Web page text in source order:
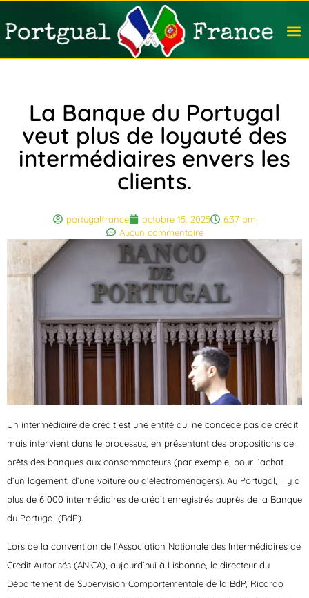
La Banque du Portugal
veut plus de loyauté des
intermédiaires envers les
clients.
portugalfrance octobre 15, 2025
6:37 pm
Aucun commentaire
Un intermédiaire de crédit est une entité qui ne concède pas de crédit
mais intervient dans le processus, en présentant des propositions de
prêts des banques aux consommateurs (par exemple, pour l’achat
d’un logement, d’une voiture ou d’électroménagers). Au Portugal, il y a
plus de 6 000 intermédiaires de crédit enregistrés auprès de la Banque
du Portugal (BdP).
Lors de la convention de l’Association Nationale des Intermédiaires de
Crédit Autorisés (ANICA), aujourd’hui à Lisbonne, le directeur du
Département de Supervision Comportementale de la BdP, Ricardo